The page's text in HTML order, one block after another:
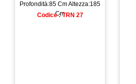
Profondità:85 Cm Altezza:185
Cm
Codice : TRN 27